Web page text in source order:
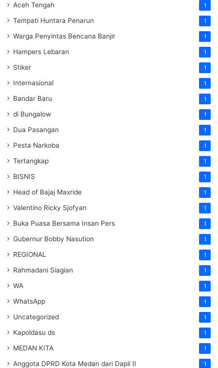
Aceh Tengah 1
Tempati Huntara Penarun 1
Warga Penyintas Bencana Banjir 1
Hampers Lebaran 1
Stiker 1
Internasional 1
Bandar Baru 1
di Bungalow 1
Dua Pasangan 1
Pesta Narkoba 1
Tertangkap 1
BISNIS 1
Head of Bajaj Maxride 1
Valentino Ricky Sjofyan 1
Buka Puasa Bersama Insan Pers 1
Gubernur Bobby Nasution 1
REGIONAL 1
Rahmadani Siagian 1
WA 1
WhatsApp 1
Uncategorized 1
Kapoldasu ds 1
MEDAN KITA 1
Anggota DPRD Kota Medan dari Dapil II 1